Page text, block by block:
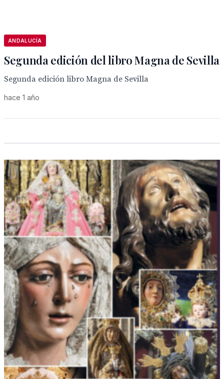
ANDALUCÍA
Segunda edición del libro Magna de Sevilla
Segunda edición libro Magna de Sevilla
hace 1 año